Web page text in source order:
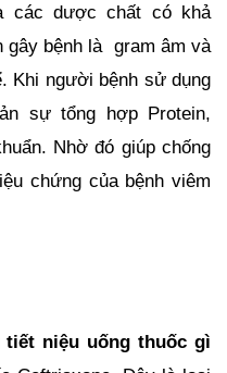
các dược chất có khả
bệnh là  gram âm và
Khi người bệnh sử dụng
sự tổng hợp Protein,
Nhờ đó giúp chống
chứng của bệnh viêm
niệu uống thuốc gì